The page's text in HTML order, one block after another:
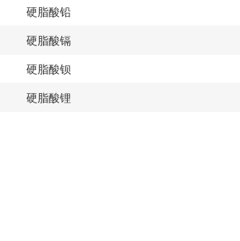
硬脂酸铅
硬脂酸镉
硬脂酸钡
硬脂酸锂